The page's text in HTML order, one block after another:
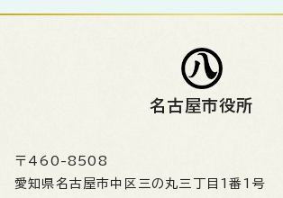
名古屋市役所
〒460-8508
愛知県名古屋市中区三の丸三丁目1番1号